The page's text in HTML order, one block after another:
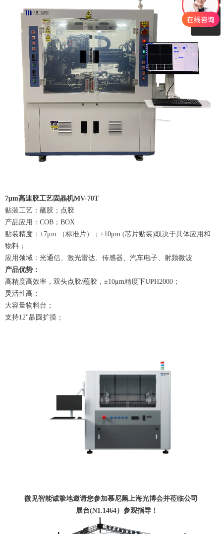
7μm高速胶工艺固晶机MV-70T
贴装工艺：蘸胶；点胶
产品应用：COB；BOX
贴装精度：±7μm （标准片）；±10μm (芯片贴装)取决于具体应用和
物料；
应用领域：光通信、激光雷达、传感器、汽车电子、射频微波
产品优势：
高精度高效率，双头点胶/蘸胶，±10μm精度下UPH2000；
灵活性高；
大容量物料台；
支持12"晶圆扩摸；
微见智能诚挚地邀请您参加慕尼黑上海光博会并莅临公司
展台(N1.1464）参观指导！
+86 18823760459
ꀥ